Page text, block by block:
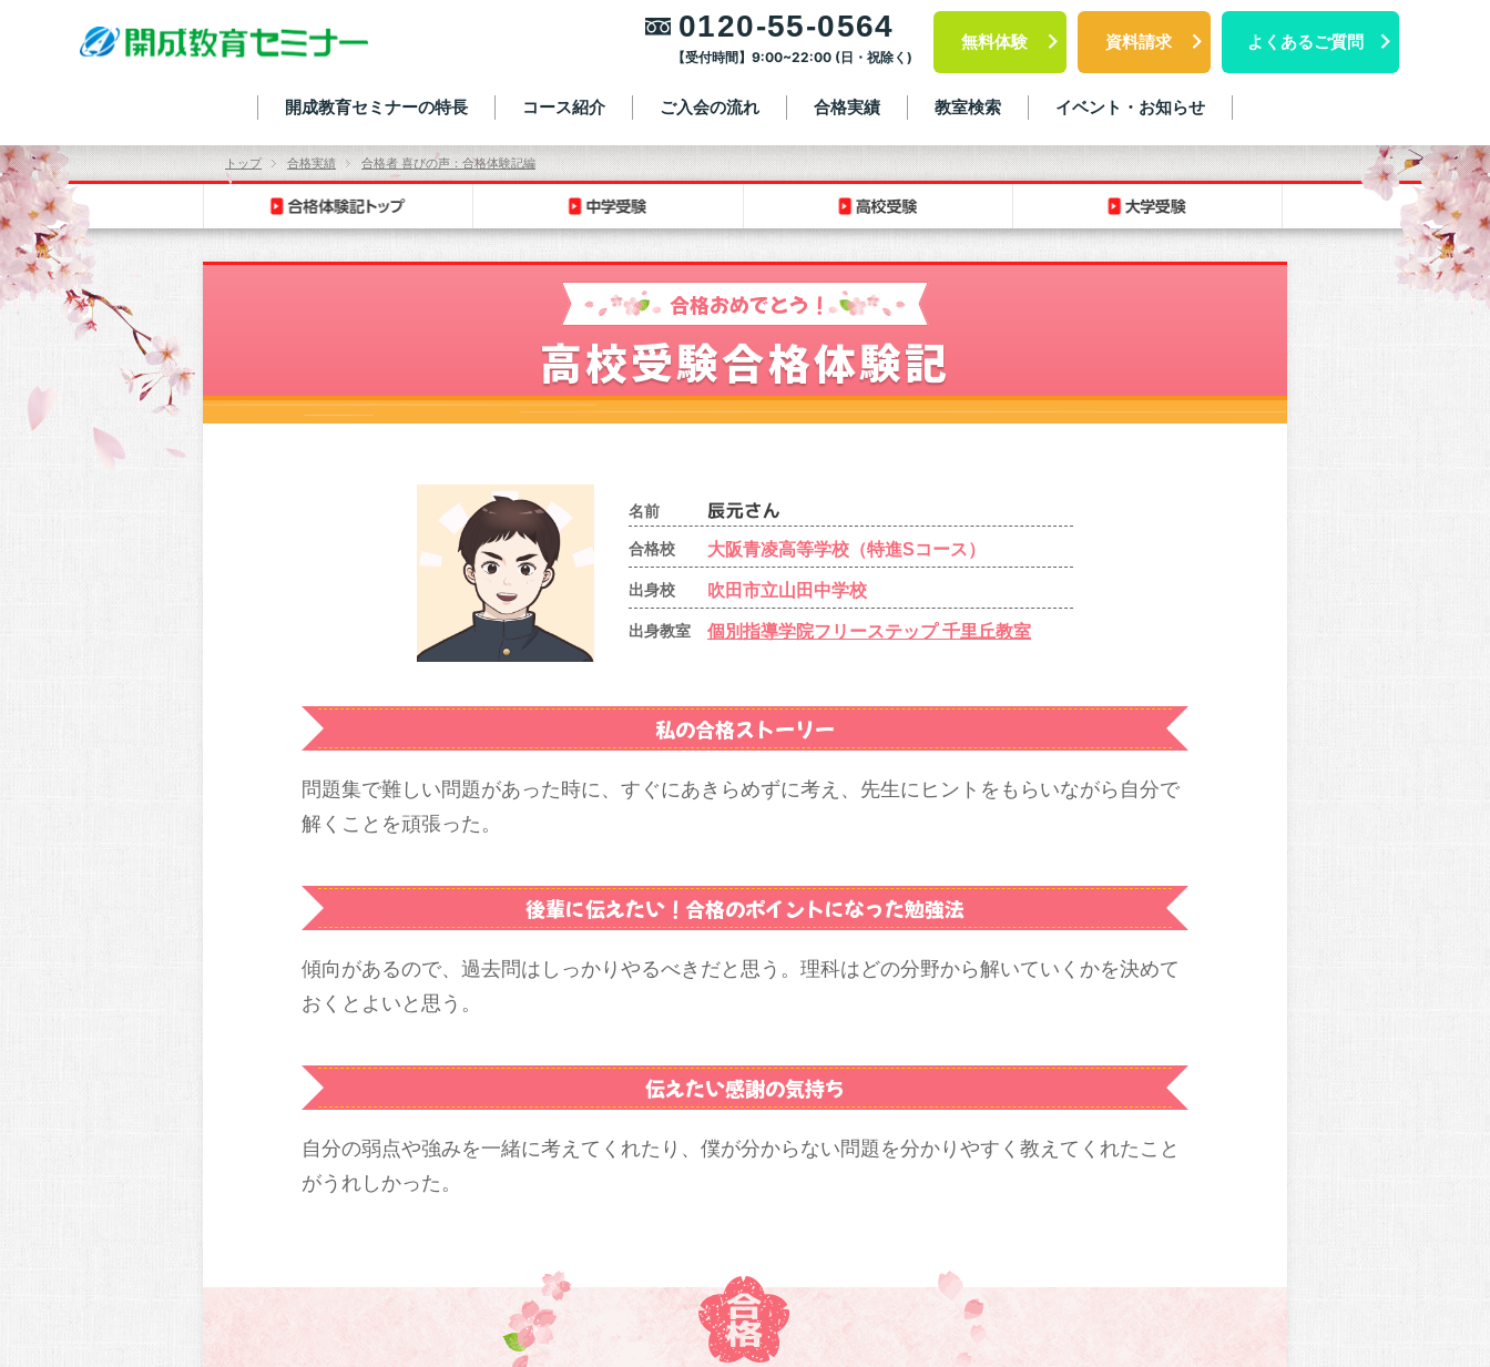
0120-55-0564
【受付時間】9:00~22:00 (日・祝除く)
無料体験 資料請求 よくあるご質問
開成教育セミナーの特長 コース紹介 ご入会の流れ 合格実績 教室検索 イベント・お知らせ
トップ 合格実績 合格者 喜びの声：合格体験記編
合格おめでとう！
高校受験合格体験記
名前
合格校 大阪青凌高等学校（特進Sコース）
出身校 吹田市立山田中学校
出身教室 個別指導学院フリーステップ 千里丘教室
私の合格ストーリー
問題集で難しい問題があった時に、すぐにあきらめずに考え、先生にヒントをもらいながら自分で
解くことを頑張った。
後輩に伝えたい！ 合格のポイントになった勉強法
傾向があるので、過去問はしっかりやるべきだと思う。理科はどの分野から解いていくかを決めて
おくとよいと思う。
伝えたい感謝の気持ち
自分の弱点や強みを一緒に考えてくれたり、僕が分からない問題を分かりやすく教えてくれたこと
がうれしかった。